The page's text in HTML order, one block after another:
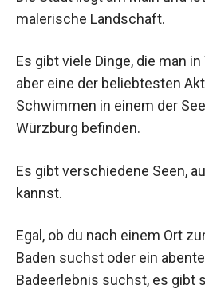
malerische Landschaft.
Es gibt viele Dinge, die man
aber eine der beliebtesten
Schwimmen in einem der
Würzburg befinden.
Es gibt verschiedene Seen,
kannst.
Egal, ob du nach einem Ort
Baden suchst oder ein
Badeerlebnis suchst, es gibt